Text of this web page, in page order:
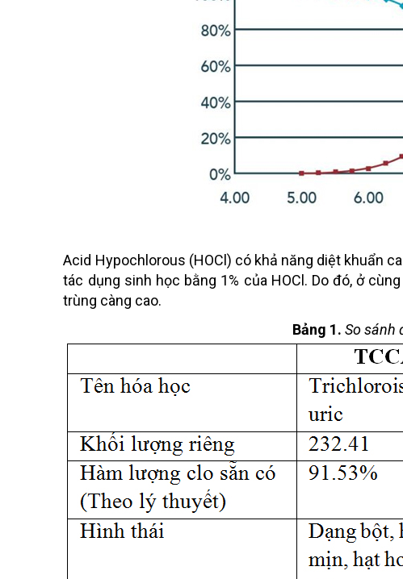
Acid Hypochlorous (HOCl) có khả năng diệt khuẩn
tác dụng sinh học bằng 1% của HOCl. Do đó, ở
trùng càng cao.
Bảng 1. So sánh